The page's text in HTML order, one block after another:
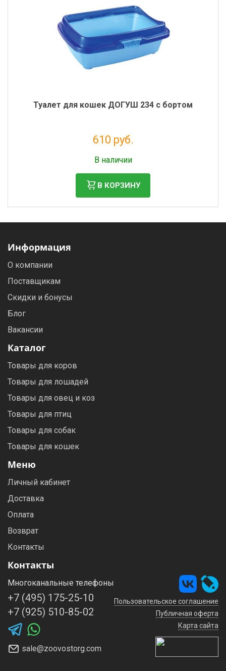
Туалет для кошек ДОГУШ 234 с бортом
610 руб.
В наличии
В КОРЗИНУ
Информация
О компании
Поставщикам
Скидки и бонусы
Блог
Вакансии
Каталог
Товары для коров
Товары для лошадей
Товары для овец и коз
Товары для птиц
Товары для собак
Товары для кошек
Меню
Личный кабинет
Доставка
Оплата
Возврат
Контакты
Контакты
Многоканальные телефоны
+7 (495) 175-25-10
+7 (925) 510-85-02
sale@zoovostorg.com
Пользовательское соглашение
Публичная оферта
Карта сайта